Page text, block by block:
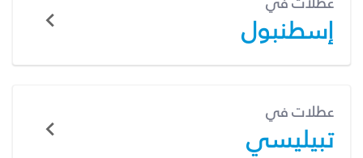
إسطنبول
عطلات في
تبيليسي